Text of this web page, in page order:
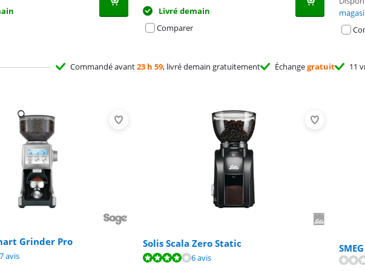
Livré demain
Comparer
Commandé avant23 h 59, livré demain gratuitement Échangegratuit 11
Grinder Pro
sur 10, basée sur 47 avis.
avis
Solis Scala Zero Static
sur 10, basée sur 6 avis.
6 avis